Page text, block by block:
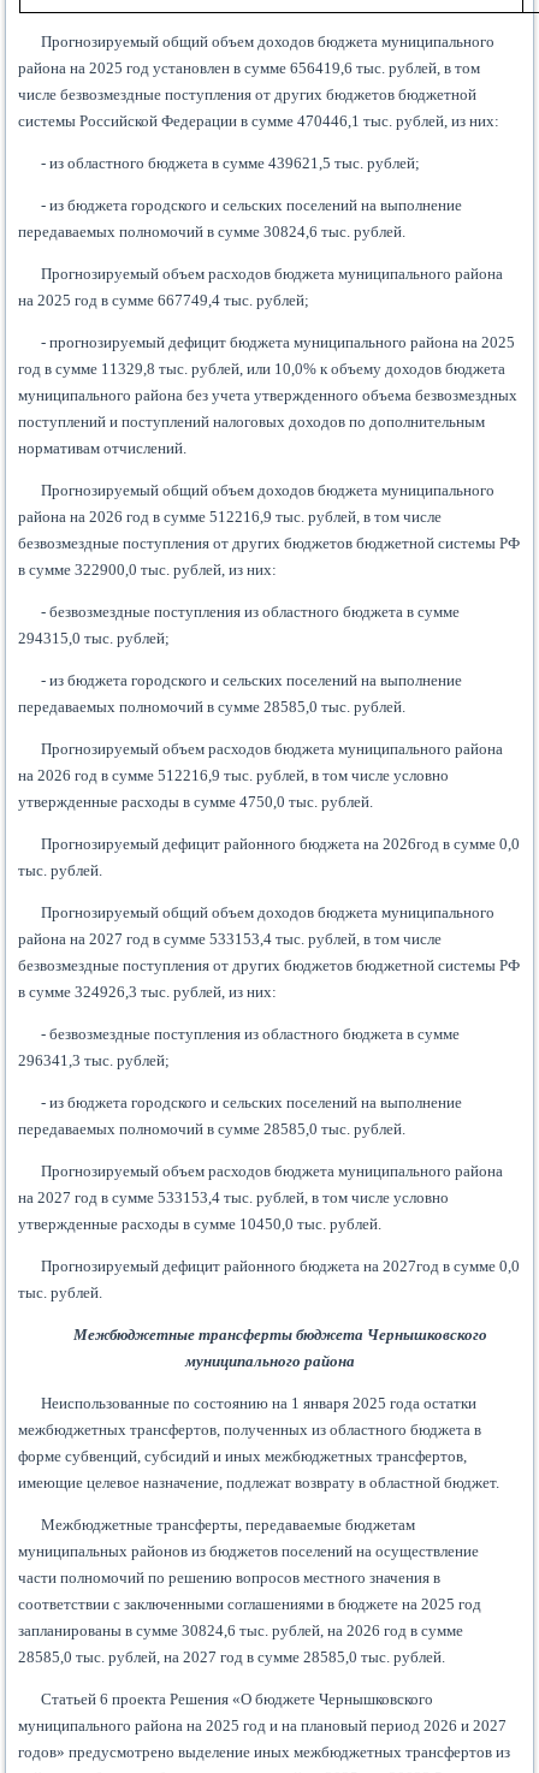
Прогнозируемый общий объем доходов бюджета муниципального
района на 2025 год установлен в сумме 656419,6 тыс. рублей, в том
числе безвозмездные поступления от других бюджетов бюджетной
системы Российской Федерации в сумме 470446,1 тыс. рублей, из них:
- из областного бюджета в сумме 439621,5 тыс. рублей;
- из бюджета городского и сельских поселений на выполнение
передаваемых полномочий в сумме 30824,6 тыс. рублей.
Прогнозируемый объем расходов бюджета муниципального района
на 2025 год в сумме 667749,4 тыс. рублей;
- прогнозируемый дефицит бюджета муниципального района на 2025
год в сумме 11329,8 тыс. рублей, или 10,0% к объему доходов бюджета
муниципального района без учета утвержденного объема безвозмездных
поступлений и поступлений налоговых доходов по дополнительным
нормативам отчислений.
Прогнозируемый общий объем доходов бюджета муниципального
района на 2026 год в сумме 512216,9 тыс. рублей, в том числе
безвозмездные поступления от других бюджетов бюджетной системы РФ
в сумме 322900,0 тыс. рублей, из них:
- безвозмездные поступления из областного бюджета в сумме
294315,0 тыс. рублей;
- из бюджета городского и сельских поселений на выполнение
передаваемых полномочий в сумме 28585,0 тыс. рублей.
Прогнозируемый объем расходов бюджета муниципального района
на 2026 год в сумме 512216,9 тыс. рублей, в том числе условно
утвержденные расходы в сумме 4750,0 тыс. рублей.
Прогнозируемый дефицит районного бюджета на 2026год в сумме 0,0
тыс. рублей.
Прогнозируемый общий объем доходов бюджета муниципального
района на 2027 год в сумме 533153,4 тыс. рублей, в том числе
безвозмездные поступления от других бюджетов бюджетной системы РФ
в сумме 324926,3 тыс. рублей, из них:
- безвозмездные поступления из областного бюджета в сумме
296341,3 тыс. рублей;
- из бюджета городского и сельских поселений на выполнение
передаваемых полномочий в сумме 28585,0 тыс. рублей.
Прогнозируемый объем расходов бюджета муниципального района
на 2027 год в сумме 533153,4 тыс. рублей, в том числе условно
утвержденные расходы в сумме 10450,0 тыс. рублей.
Прогнозируемый дефицит районного бюджета на 2027год в сумме 0,0
тыс. рублей.
Межбюджетные трансферты бюджета Чернышковского
муниципального района
Неиспользованные по состоянию на 1 января 2025 года остатки
межбюджетных трансфертов, полученных из областного бюджета в
форме субвенций, субсидий и иных межбюджетных трансфертов,
имеющие целевое назначение, подлежат возврату в областной бюджет.
Межбюджетные трансферты, передаваемые бюджетам
муниципальных районов из бюджетов поселений на осуществление
части полномочий по решению вопросов местного значения в
соответствии с заключенными соглашениями в бюджете на 2025 год
запланированы в сумме 30824,6 тыс. рублей, на 2026 год в сумме
28585,0 тыс. рублей, на 2027 год в сумме 28585,0 тыс. рублей.
Статьей 6 проекта Решения «О бюджете Чернышковского
муниципального района на 2025 год и на плановый период 2026 и 2027
годов» предусмотрено выделение иных межбюджетных трансфертов из